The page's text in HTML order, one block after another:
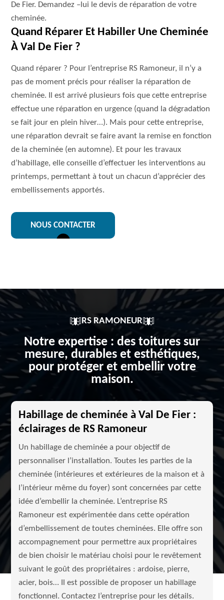
De Fier. Demandez –lui le devis de réparation de votre
cheminée.
Quand Réparer Et Habiller Une Cheminée
À Val De Fier ?
Quand réparer ? Pour l’entreprise RS Ramoneur, il n’y a
pas de moment précis pour réaliser la réparation de
cheminée. Il est arrivé plusieurs fois que cette entreprise
effectue une réparation en urgence (quand la dégradation
se fait jour en plein hiver…). Mais pour cette entreprise,
une réparation devrait se faire avant la remise en fonction
de la cheminée (en automne). Et pour les travaux
d’habillage, elle conseille d’effectuer les interventions au
printemps, permettant à tout un chacun d’apprécier des
embellissements apportés.
NOUS CONTACTER
RS RAMONEUR
Notre expertise : des toitures sur
mesure, durables et esthétiques,
pour protéger et embellir votre
maison.
Habillage de cheminée à Val De Fier :
éclairages de RS Ramoneur
Un habillage de cheminée a pour objectif de
personnaliser l’installation. Toutes les parties de la
cheminée (intérieures et extérieures de la maison et à
l’intérieur même du foyer) sont concernées par cette
idée d’embellir la cheminée. L’entreprise RS
Ramoneur est expérimentée dans cette opération
d’embellissement de toutes cheminées. Elle offre son
accompagnement pour permettre aux propriétaires
de bien choisir le matériau choisi pour le revêtement
suivant le goût des propriétaires : ardoise, pierre,
acier, bois… Il est possible de proposer un habillage
fonctionnel. Contactez l’entreprise pour les détails.